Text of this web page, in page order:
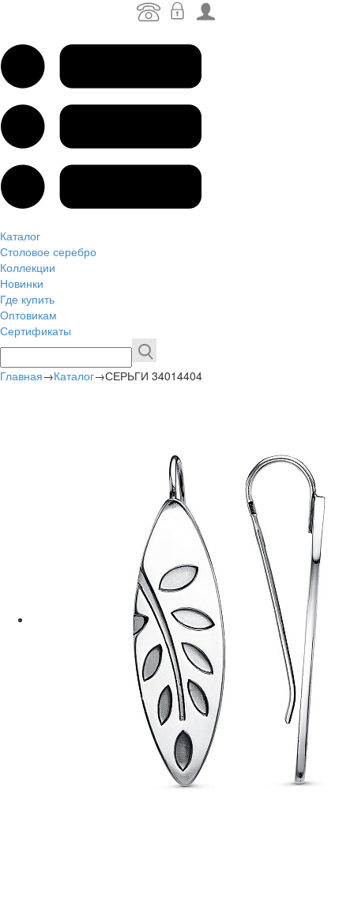
Каталог
Столовое серебро
Коллекции
Новинки
Где купить
Оптовикам
Сертификаты
Главная→Каталог→СЕРЬГИ 34014404